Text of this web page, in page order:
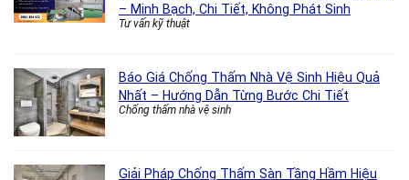
– Minh Bạch, Chi Tiết, Không Phát Sinh
Tư vấn kỹ thuật
Báo Giá Chống Thấm Nhà Vệ Sinh Hiệu Quả
Nhất – Hướng Dẫn Từng Bước Chi Tiết
Chống thấm nhà vệ sinh
Giải Pháp Chống Thấm Sàn Tầng Hầm Hiệu